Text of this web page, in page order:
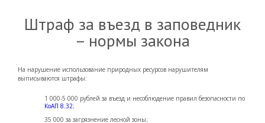
Штраф за въезд в заповедник
– нормы закона
На нарушение использование природных ресурсов нарушителям
выписываются штрафы:
1 000-5 000 рублей за въезд и несоблюдение правил безопасности по
КоАП 8.32;
35 000 за загрязнение лесной зоны;